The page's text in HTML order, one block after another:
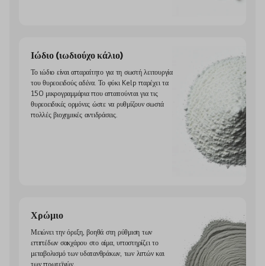
Ιώδιο (ιωδιούχο κάλιο)
Το ιώδιο είναι απαραίτητο για τη σωστή λειτουργία
του θυρεοειδούς αδένα. Το φύκι Kelp παρέχει τα
150 μικρογραμμάρια που απαιτούνται για τις
θυρεοειδικές ορμόνες ώστε να ρυθμίζουν σωστά
πολλές βιοχημικές αντιδράσεις.
Χρώμιο
Μειώνει την όρεξη, βοηθά στη ρύθμιση των
επιπέδων σακχάρου στο αίμα, υποστηρίζει το
μεταβολισμό των υδατανθράκων, των λιπών και